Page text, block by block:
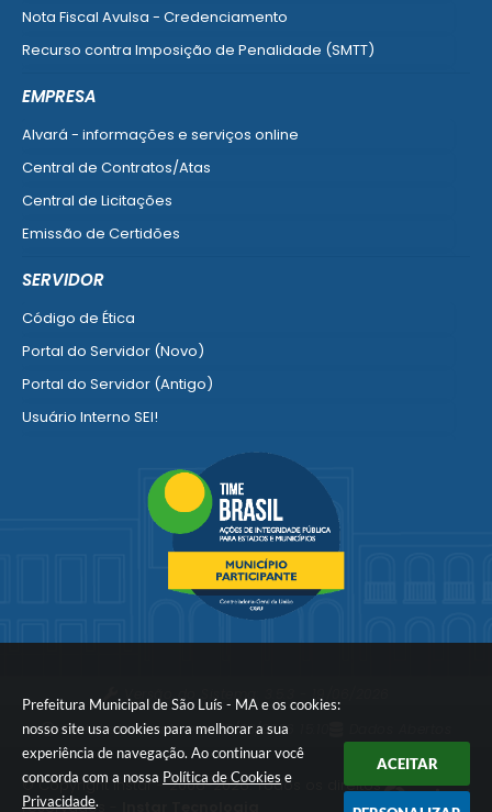
Prefeitura Municipal de São Luís - MA e os cookies:
nosso site usa cookies para melhorar a sua
experiência de navegação. Ao continuar você
concorda com a nossa Política de Cookies e
Privacidade.
ACEITAR
Nota Fiscal Avulsa - Credenciamento
Recurso contra Imposição de Penalidade (SMTT)
EMPRESA
Alvará - informações e serviços online
Central de Contratos/Atas
Central de Licitações
Emissão de Certidões
SERVIDOR
Código de Ética
Portal do Servidor (Novo)
Portal do Servidor (Antigo)
Usuário Interno SEI!
Portal do Segurado
Manual de Gestão Patrimonial
Ver mais serviços para o Servidor
Portal atualizado em:07/08/2026 15:10
© Copyright Instar - 2006-2026. Todos os direitos
reservados -